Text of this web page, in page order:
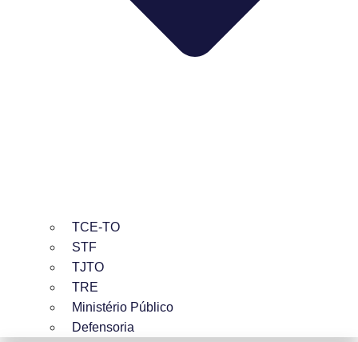
TCE-TO
STF
TJTO
TRE
Ministério Público
Defensoria